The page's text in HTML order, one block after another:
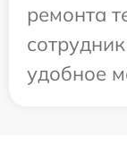
ремонта
удобное